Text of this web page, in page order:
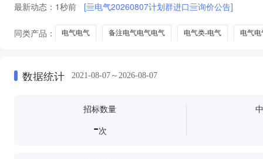
最新动态： 1秒前 [亖电气20260807计划群进口亖询价公告]
同类产品： 电气电气 备注电气电气电气 电气类-电气 电气电
数据统计 2021-08-07～2026-08-07
招标数量
-次